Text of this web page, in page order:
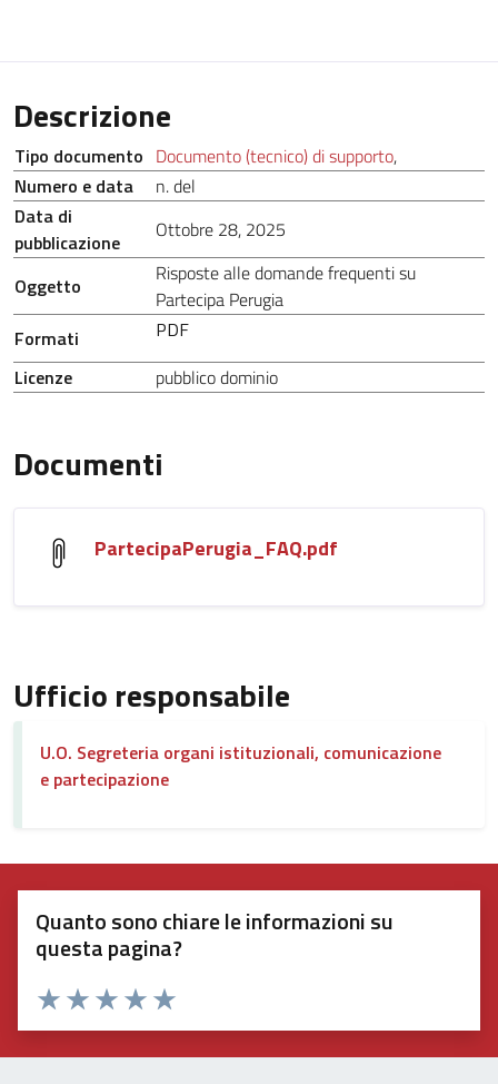
Descrizione
Tipo documento Documento (tecnico) di supporto,
Numero e data
n. del
Data di
pubblicazione
Ottobre 28, 2025
Oggetto
Risposte alle domande frequenti su
Partecipa Perugia
Formati
PDF
Licenze
pubblico dominio
Documenti
PartecipaPerugia_FAQ.pdf
Ufficio responsabile
U.O. Segreteria organi istituzionali, comunicazione
e partecipazione
Quanto sono chiare le informazioni su
questa pagina?
Valuta 5 stelle su 5
Valuta 4 stelle su 5
Valuta 3 stelle su 5
Valuta 2 stelle su 5
Valuta 1 stelle su 5